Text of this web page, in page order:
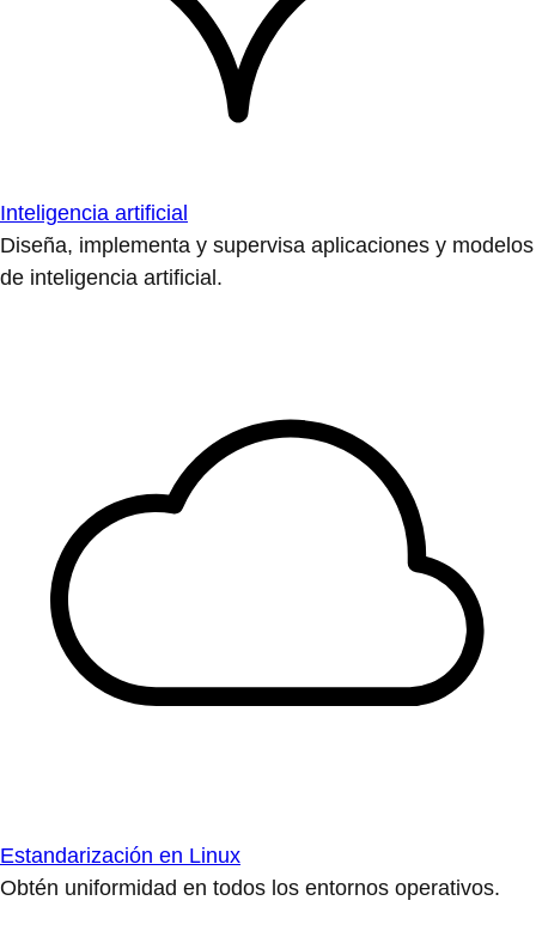
Inteligencia artificial
Diseña, implementa y supervisa aplicaciones y modelos
de inteligencia artificial.
Estandarización en Linux
Obtén uniformidad en todos los entornos operativos.